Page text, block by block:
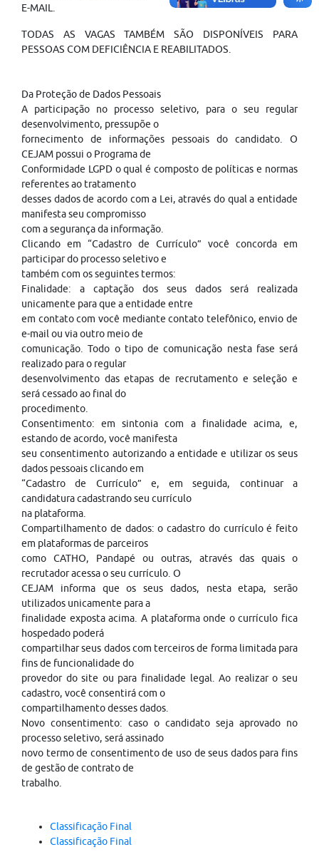
E-MAIL.
TODAS AS VAGAS TAMBÉM SÃO DISPONÍVEIS PARA
PESSOAS COM DEFICIÊNCIA E REABILITADOS.
Da Proteção de Dados Pessoais
A participação no processo seletivo, para o seu regular
desenvolvimento, pressupõe o
fornecimento de informações pessoais do candidato. O
CEJAM possui o Programa de
Conformidade LGPD o qual é composto de políticas e normas
referentes ao tratamento
desses dados de acordo com a Lei, através do qual a entidade
manifesta seu compromisso
com a segurança da informação.
Clicando em “Cadastro de Currículo” você concorda em
participar do processo seletivo e
também com os seguintes termos:
Finalidade: a captação dos seus dados será realizada
unicamente para que a entidade entre
em contato com você mediante contato telefônico, envio de
e-mail ou via outro meio de
comunicação. Todo o tipo de comunicação nesta fase será
realizado para o regular
desenvolvimento das etapas de recrutamento e seleção e
será cessado ao final do
procedimento.
Consentimento: em sintonia com a finalidade acima, e,
estando de acordo, você manifesta
seu consentimento autorizando a entidade e utilizar os seus
dados pessoais clicando em
“Cadastro de Currículo” e, em seguida, continuar a
candidatura cadastrando seu currículo
na plataforma.
Compartilhamento de dados: o cadastro do currículo é feito
em plataformas de parceiros
como CATHO, Pandapé ou outras, através das quais o
recrutador acessa o seu currículo. O
CEJAM informa que os seus dados, nesta etapa, serão
utilizados unicamente para a
finalidade exposta acima. A plataforma onde o currículo fica
hospedado poderá
compartilhar seus dados com terceiros de forma limitada para
fins de funcionalidade do
provedor do site ou para finalidade legal. Ao realizar o seu
cadastro, você consentirá com o
compartilhamento desses dados.
Novo consentimento: caso o candidato seja aprovado no
processo seletivo, será assinado
novo termo de consentimento de uso de seus dados para fins
de gestão de contrato de
trabalho.
Classificação Final
Classificação Final